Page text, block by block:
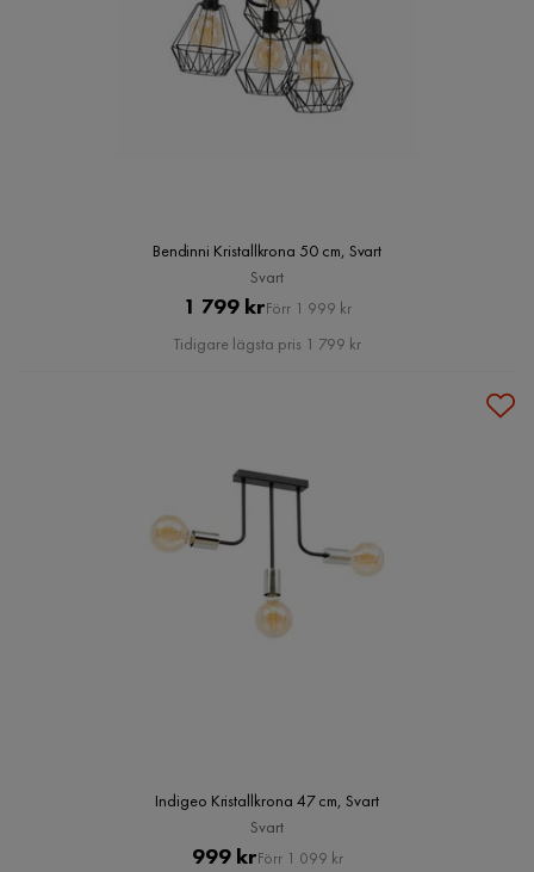
Bendinni Kristallkrona 50 cm, Svart
Svart
Pris
1 799 krOriginal
Pris
Förr 1 999 kr
Tidigare lägsta pris 1 799 kr
Indigeo Kristallkrona 47 cm, Svart
Svart
Pris
999 kr Original
Förr 1 099 kr